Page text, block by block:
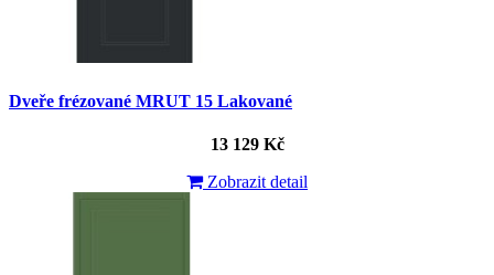
Dveře frézované MRUT 15 Lakované
13 129 Kč
Zobrazit detail